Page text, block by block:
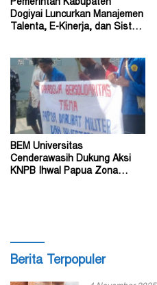
Pemerintah Kabupaten
Dogiyai Luncurkan Manajemen
Talenta, E-Kinerja, dan Sistem
BEM Universitas
Cenderawasih Dukung Aksi
KNPB Ihwal Papua Zona
Berita Terpopuler